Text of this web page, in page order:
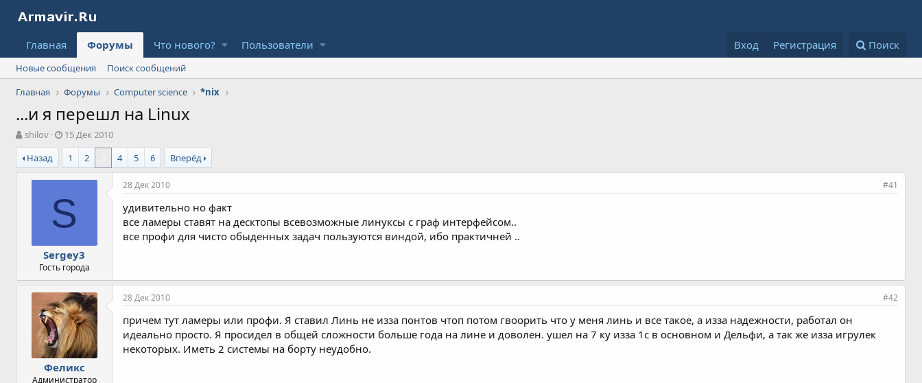
Главная Форумы Что нового? Пользователи Вход Регистрация Поиск
Новые сообщения
Поиск сообщений
Главная
Форумы Computer science *nix
...и я перешл на Linux
А
в
т
о
shilov
Д
а
а
н
ч
а
а
15 Дек 2010
Назад
1 2 4 5 6 Вперёд
S
Sergey3
Гость города
28 Дек 2010 #41
удивительно но факт
все ламеры ставят на десктопы всевозможные линуксы с граф интерфейсом..
все профи для чисто обыденных задач пользуются виндой, ибо практичней ..
Феликс
Администратор
28 Дек 2010 #42
причем тут ламеры или профи. Я ставил Линь не изза понтов чтоп потом гвоорить что у меня линь и все такое, а изза надежности, работал он
идеально просто. Я просидел в общей сложности больше года на лине и доволен. ушел на 7 ку изза 1с в основном и Дельфи, а так же изза игрулек
некоторых. Иметь 2 системы на борту неудобно.